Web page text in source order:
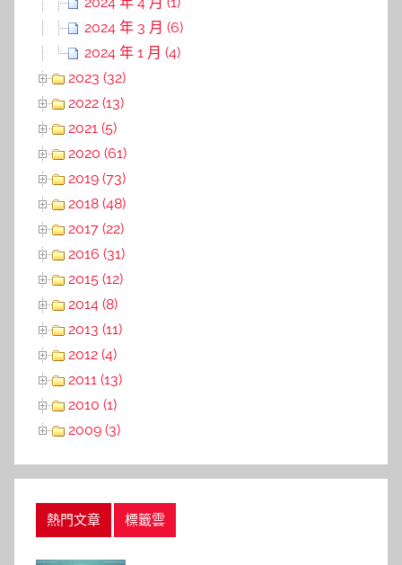
2024 年 3 月 (6)
2024 年 1 月 (4)
2023 (32)
2022 (13)
2021 (5)
2020 (61)
2019 (73)
2018 (48)
2017 (22)
2016 (31)
2015 (12)
2014 (8)
2013 (11)
2012 (4)
2011 (13)
2010 (1)
2009 (3)
熱門文章 標籤雲